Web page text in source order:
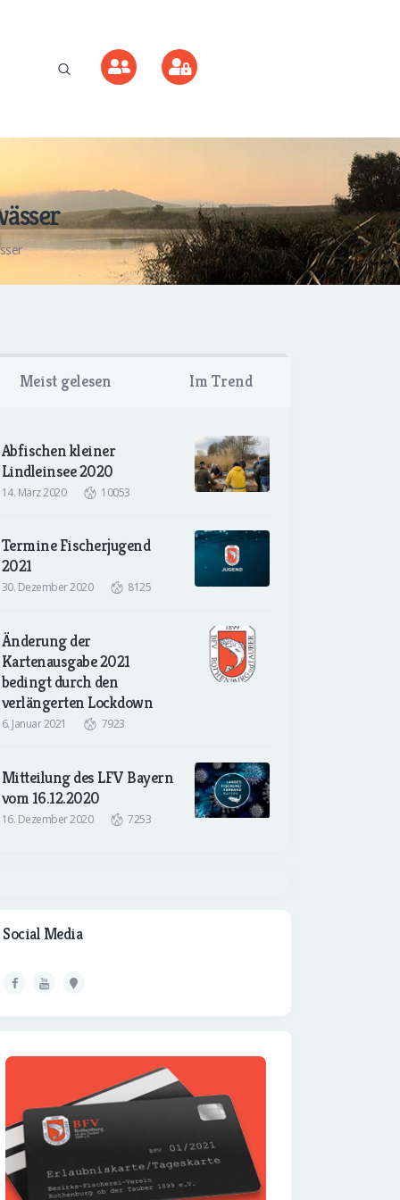
Meist gelesen Im Trend
Abfischen kleiner
Lindleinsee 2020
14. März 2020 10053
Termine Fischerjugend
2021
30. Dezember 2020 8125
Änderung der
Kartenausgabe 2021
bedingt durch den
verlängerten Lockdown
6. Januar 2021 7923
Mitteilung des LFV Bayern
vom 16.12.2020
16. Dezember 2020 7253
Social Media